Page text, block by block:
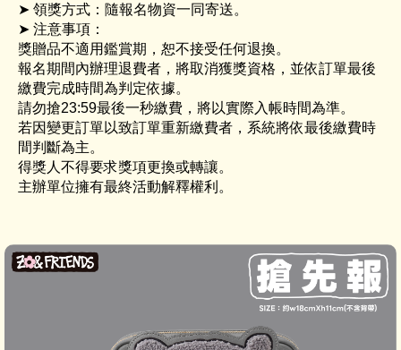
➤ 領獎方式：隨報名物資一同寄送。
➤ 注意事項：
獎贈品不適用鑑賞期，恕不接受任何退換。
報名期間內辦理退費者，將取消獲獎資格，並依訂單最後
繳費完成時間為判定依據。
請勿搶23:59最後一秒繳費，將以實際入帳時間為準。
若因變更訂單以致訂單重新繳費者，系統將依最後繳費時
間判斷為主。
得獎人不得要求獎項更換或轉讓。
主辦單位擁有最終活動解釋權利。